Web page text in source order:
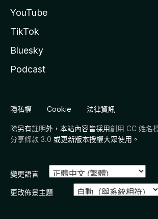
YouTube
TikTok
Bluesky
Podcast
隱私權 Cookie 法律資訊
除另有註明外，本站內容皆採用創用 CC 姓名
分享條款 3.0 或更新版本授權大眾使用。
變更語言
更改佈景主題